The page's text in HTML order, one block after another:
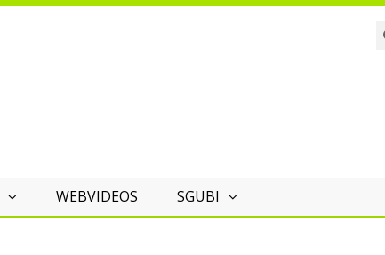
WEBVIDEOS SGUBI